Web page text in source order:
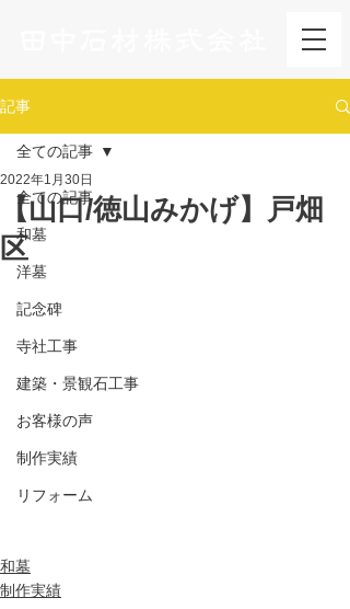
記事
全ての記事
和墓
洋墓
記念碑
寺社工事
建築・景観石工事
お客様の声
制作実績
リフォーム
全ての記事
【山口/徳山みかげ】戸畑
区
2022年1月30日
和墓
制作実績